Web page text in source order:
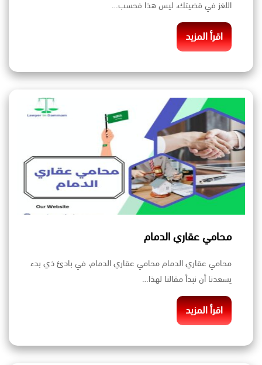
اللغز في قضيتك، ليس هذا فحسب…
اقرأ المزيد
محامي عقاري الدمام
محامي عقاري الدمام محامي عقاري الدمام، في بادئ ذي بدء
يسعدنا أن نبدأ مقالنا لهذا…
اقرأ المزيد